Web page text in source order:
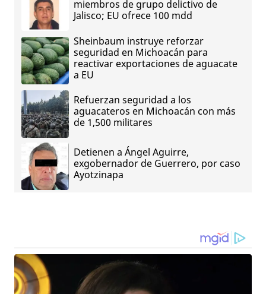
miembros de grupo delictivo de
Jalisco; EU ofrece 100 mdd
Sheinbaum instruye reforzar
seguridad en Michoacán para
reactivar exportaciones de aguacate
a EU
Refuerzan seguridad a los
aguacateros en Michoacán con más
de 1,500 militares
Detienen a Ángel Aguirre,
exgobernador de Guerrero, por caso
Ayotzinapa